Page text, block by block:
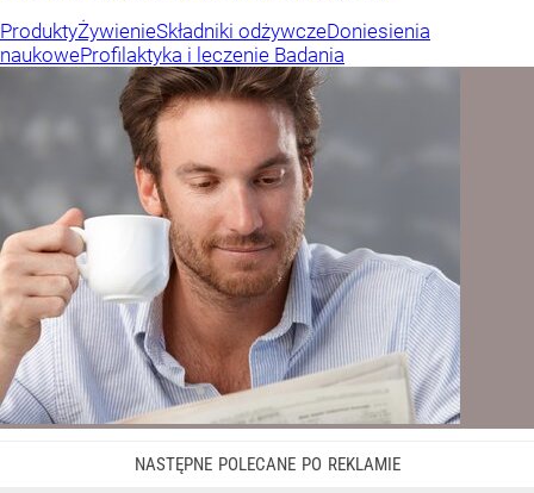
ProduktyŻywienieSkładniki odżywczeDoniesienia
naukoweProfilaktyka i leczenie Badania